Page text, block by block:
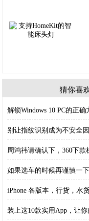
猜你喜
解锁Windows 10 PC的正确
别让指纹识别成为不安全
周鸿祎请确认下，360下款
如果选车的时候再谨慎一
iPhone 各版本，行货，水
装上这10款实用App，让你